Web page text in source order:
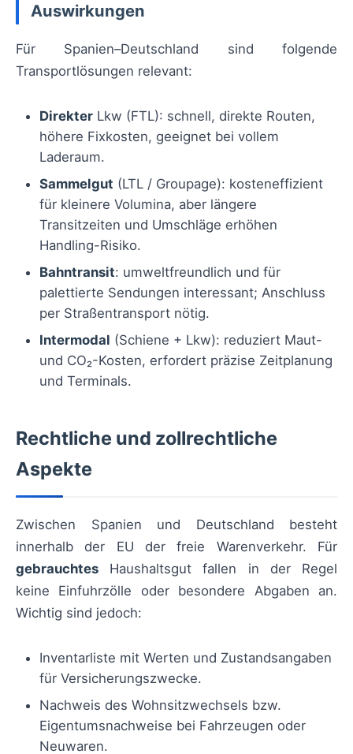
Auswirkungen
Für Spanien–Deutschland sind folgende
Transportlösungen relevant:
Direkter Lkw (FTL): schnell, direkte Routen,
höhere Fixkosten, geeignet bei vollem
Laderaum.
Sammelgut (LTL / Groupage): kosteneffizient
für kleinere Volumina, aber längere
Transitzeiten und Umschläge erhöhen
Handling-Risiko.
Bahntransit: umweltfreundlich und für
palettierte Sendungen interessant; Anschluss
per Straßentransport nötig.
Intermodal (Schiene + Lkw): reduziert Maut-
und CO₂-Kosten, erfordert präzise Zeitplanung
und Terminals.
Rechtliche und zollrechtliche
Aspekte
Zwischen Spanien und Deutschland besteht
innerhalb der EU der freie Warenverkehr. Für
gebrauchtes Haushaltsgut fallen in der Regel
keine Einfuhrzölle oder besondere Abgaben an.
Wichtig sind jedoch:
Inventarliste mit Werten und Zustandsangaben
für Versicherungszwecke.
Nachweis des Wohnsitzwechsels bzw.
Eigentumsnachweise bei Fahrzeugen oder
Neuwaren.